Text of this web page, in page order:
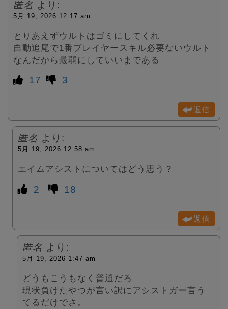
匿名 より:
5月 19, 2026 12:17 am
とりあえずウルトはゴミにしてくれ
自動追尾で1番プレイヤースキル必要ないウルト
なんだから最弱にしていいまである
17 3
返信
匿名 より:
5月 19, 2026 12:58 am
エイムアシストについてはどう思う？
2 18
返信
匿名 より:
5月 19, 2026 1:47 am
どうもこうもなく普通だろ
現状負けたやつが言い訳にアシストガー言う
てるだけでさ。